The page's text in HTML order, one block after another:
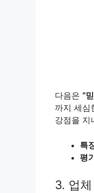
다음은 “
까지 세심
강점을 지
특
평
3. 업